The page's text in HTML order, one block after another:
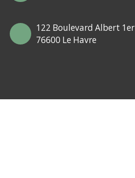
122 Boulevard Albert 1er
76600 Le Havre